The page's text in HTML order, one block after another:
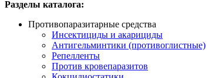
Разделы каталога:
Противопаразитарные средства
Инсектициды и акарициды
Антигельминтики (противоглистные)
Репелленты
Против кровепаразитов